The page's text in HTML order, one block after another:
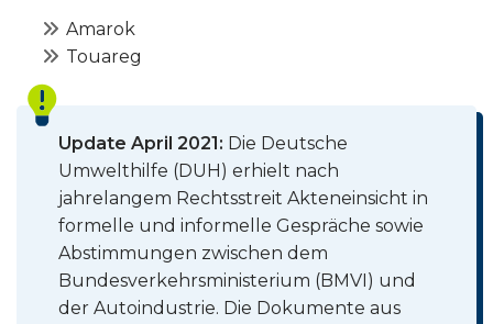
Amarok
Touareg
Update April 2021: Die Deutsche
Umwelthilfe (DUH) erhielt nach
jahrelangem Rechtsstreit Akteneinsicht in
formelle und informelle Gespräche sowie
Abstimmungen zwischen dem
Bundesverkehrsministerium (BMVI) und
der Autoindustrie. Die Dokumente aus